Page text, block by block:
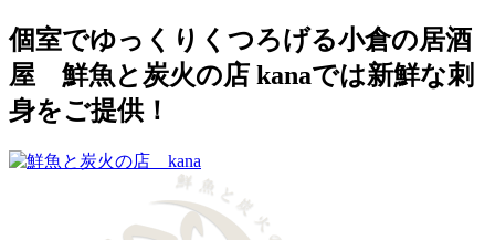
個室でゆっくりくつろげる小倉の居酒
屋 鮮魚と炭火の店 kanaでは新鮮な刺
身をご提供！